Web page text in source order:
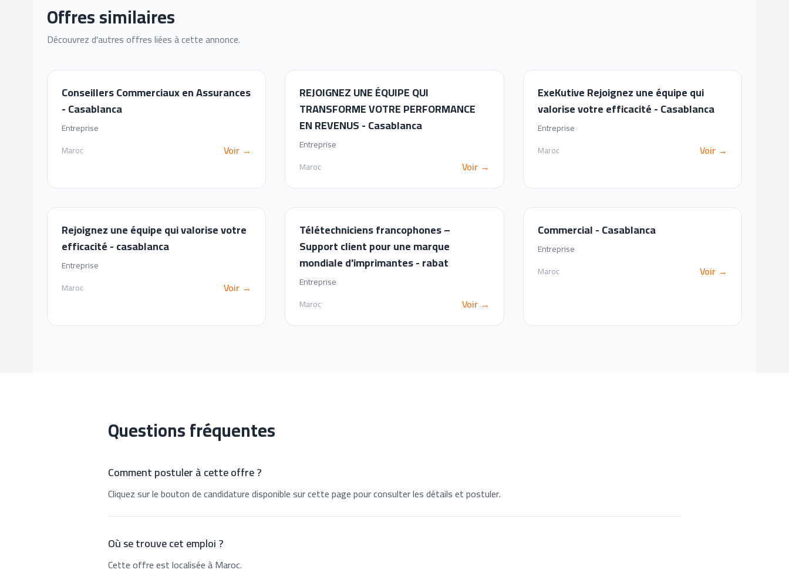
Offres similaires
Découvrez d'autres offres liées à cette annonce.
Conseillers Commerciaux en Assurances
- Casablanca
Entreprise
Maroc
Voir →
REJOIGNEZ UNE ÉQUIPE QUI
TRANSFORME VOTRE PERFORMANCE
EN REVENUS - Casablanca
Entreprise
Maroc
Voir →
ExeKutive Rejoignez une équipe qui
valorise votre efficacité - Casablanca
Entreprise
Maroc
Voir →
Rejoignez une équipe qui valorise votre
efficacité - casablanca
Entreprise
Maroc
Voir →
Télétechniciens francophones –
Support client pour une marque
mondiale d'imprimantes - rabat
Entreprise
Maroc
Voir →
Commercial - Casablanca
Entreprise
Maroc
Voir →
Questions fréquentes
Comment postuler à cette offre ?
Cliquez sur le bouton de candidature disponible sur cette page pour consulter les détails et postuler.
Où se trouve cet emploi ?
Cette offre est localisée à Maroc.